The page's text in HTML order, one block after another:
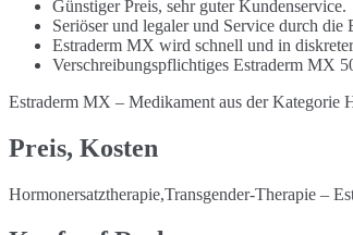
Günstiger Preis, sehr guter Kundenservice.
Seriöser und legaler und Service durch
Estraderm MX wird schnell und in
Verschreibungspflichtiges Estraderm MX
Estraderm MX – Medikament aus der Kategorie
Preis, Kosten
Hormonersatztherapie,Transgender-Therapie –